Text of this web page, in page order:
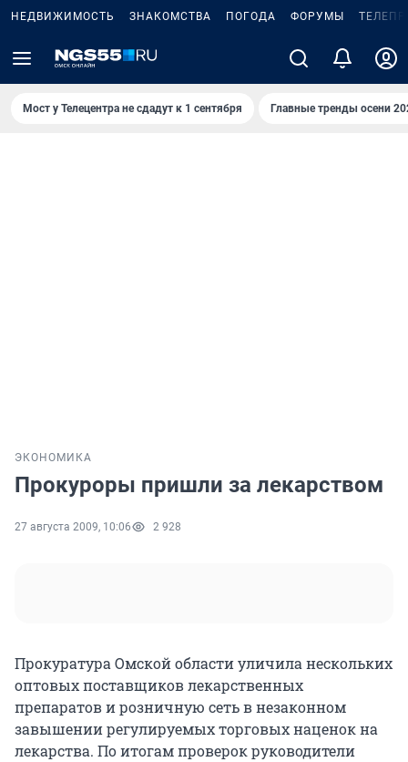
НЕДВИЖИМОСТЬ ЗНАКОМСТВА ПОГОДА ФОРУМЫ
Мост у Телецентра не сдадут к 1 сентября Главные тренды осени
ЭКОНОМИКА
Прокуроры пришли за лекарством
27 августа 2009, 10:06 2 928
Прокуратура Омской области уличила нескольких
оптовых поставщиков лекарственных
препаратов и розничную сеть в незаконном
завышении регулируемых торговых наценок на
лекарства. По итогам проверок руководители